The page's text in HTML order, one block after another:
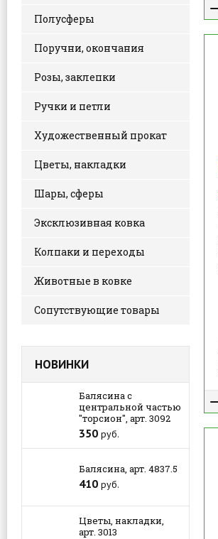
Полусферы
Поручни, окончания
Розы, заклепки
Ручки и петли
Художественный прокат
Цветы, накладки
Шары, сферы
Эксклюзивная ковка
Колпаки и переходы
Животные в ковке
Сопутствующие товары
НОВИНКИ
Балясина с
центральной частью
"торсион", арт. 3092
350 руб.
Балясина, арт. 4837.5
410 руб.
Цветы, накладки,
арт. 3013